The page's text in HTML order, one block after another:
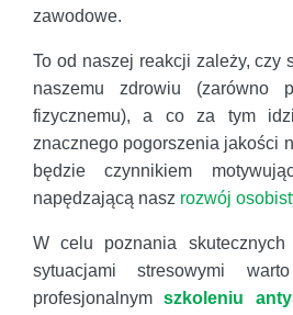
zawodowe.
To od naszej reakcji zależy, czy
naszemu zdrowiu (zarówno
fizycznemu), a co za tym
znacznego pogorszenia jakości
będzie czynnikiem
napędzającą nasz rozwój
W celu poznania skutecznych
sytuacjami stresowymi
profesjonalnymszkoleniu